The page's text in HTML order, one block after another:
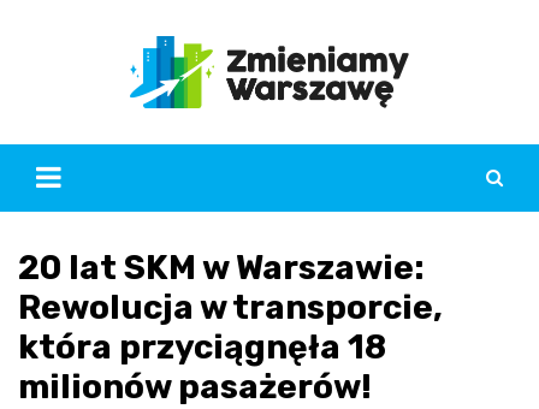
20 lat SKM w Warszawie:
Rewolucja w transporcie,
która przyciągnęła 18
milionów pasażerów!